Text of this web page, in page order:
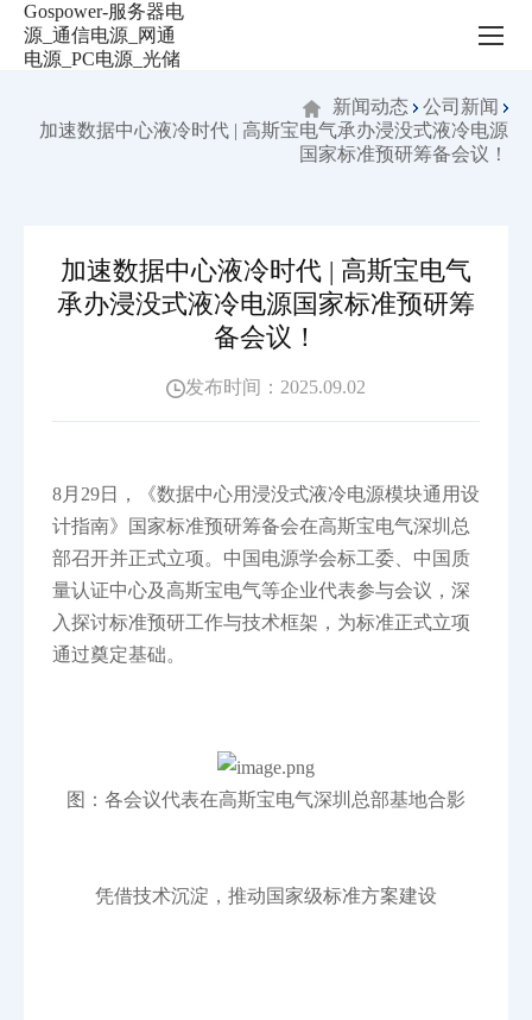
动
新闻动态
公司新闻
加速数据中心液冷时代 | 高斯宝电气承办浸没式液冷电源
国家标准预研筹备会议！
加速数据中心液冷时代 | 高斯宝电气
承办浸没式液冷电源国家标准预研筹
备会议！
发布时间：2025.09.02
8月29日，《数据中心用浸没式液冷电源模块通用设
计指南》国家标准预研筹备会在高斯宝电气深圳总
部召开并正式立项。中国电源学会标工委、中国质
量认证中心及高斯宝电气等企业代表参与会议，深
入探讨标准预研工作与技术框架，为标准正式立项
通过奠定基础。
图：各会议代表在高斯宝电气深圳总部基地合影
凭借技术沉淀，推动国家级标准方案建设